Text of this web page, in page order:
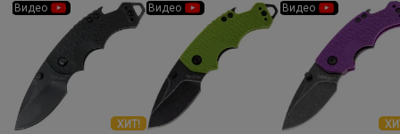
Видео
ХИТ!
Видео Видео